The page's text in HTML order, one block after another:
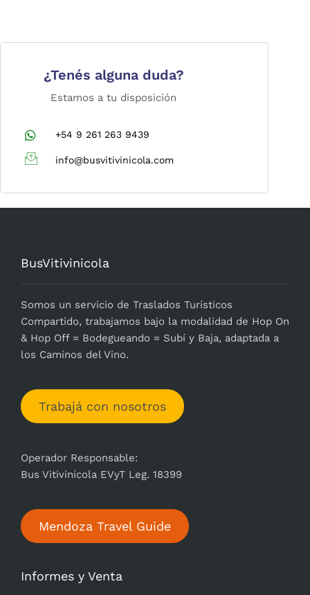
¿Tenés alguna duda?
Estamos a tu disposición
+54 9 261 263 9439
info@busvitivinicola.com
BusVitivinicola
Somos un servicio de Traslados Turísticos
Compartido, trabajamos bajo la modalidad de Hop On
& Hop Off = Bodegueando = Subí y Baja, adaptada a
los Caminos del Vino.
Trabajá con nosotros
Operador Responsable:
Bus Vitivinícola EVyT Leg. 18399
Mendoza Travel Guide
Informes y Venta